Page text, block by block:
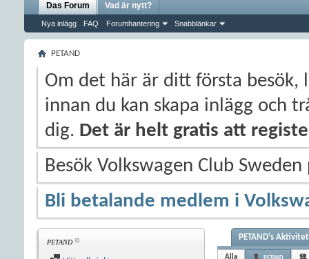
Das Forum
Nya inlägg FAQ Forumhantering Snabblänkar
Vad är nytt?
PETAND
Om det här är ditt första besök,
innan du kan skapa inlägg och
dig. Det är helt gratis att
Besök Volkswagen Club
Bli betalande medlem i
PETAND
PETAND's Aktivitet
Alla